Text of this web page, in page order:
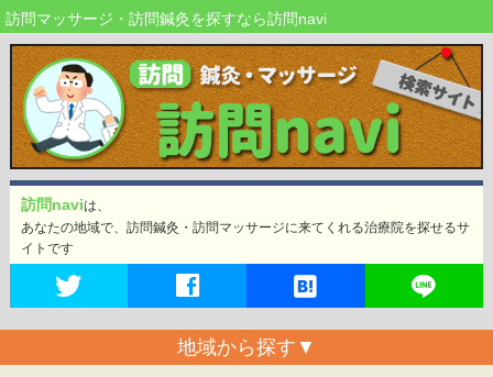
訪問マッサージ・訪問鍼灸を探すなら訪問navi
訪問naviは、
あなたの地域で、訪問鍼灸・訪問マッサージに来てくれる治療院を探せるサ
イトです
地域から探す ▼